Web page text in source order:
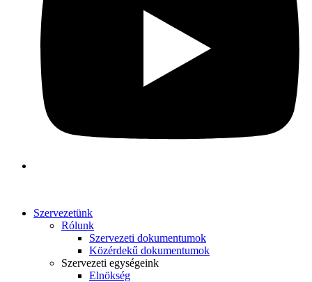
Szervezetünk
Rólunk
Szervezeti dokumentumok
Közérdekű dokumentumok
Szervezeti egységeink
Elnökség